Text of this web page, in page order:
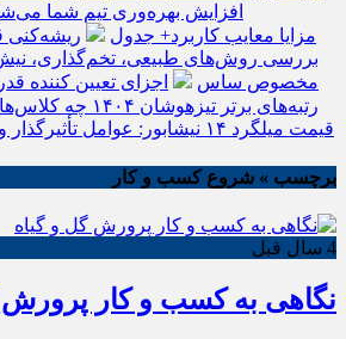
افزایش بهره‌وری تیم شما
اس(ups)+مزایا معایب کاربرد+ جدول
بررسی روش‌های طبیعی، تخم‌گذاری،
مخصوص ساس
اجزای تعیین کننده
رتبه‌های برتر تیزهوشان ۱۴۰۴ چه کلاس‌هایی را انتخاب کردند؟
قیمت میلگرد ۱۴ نیشابور: عوامل تأثیرگذار و پیش‌بینی وضعیت بازار
برچسب » شروع کسب و کار
4 سال قبل
نگاهی به کسب و کار پرورش